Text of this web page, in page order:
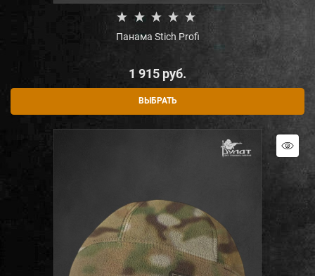
Панама Stich Profi
1 915 руб.
ВЫБРАТЬ